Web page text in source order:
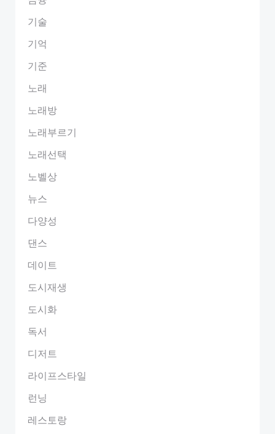
기술
기억
기준
노래
노래방
노래부르기
노래선택
노벨상
뉴스
다양성
댄스
데이트
도시재생
도시화
독서
디저트
라이프스타일
런닝
레스토랑